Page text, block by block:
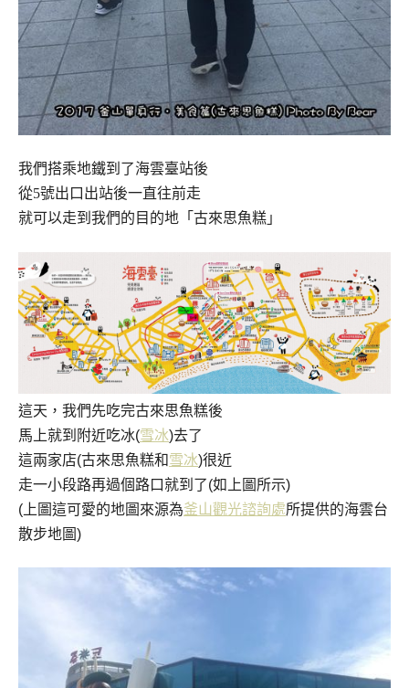
我們搭乘地鐵到了海雲臺站後
從5號出口出站後一直往前走
就可以走到我們的目的地「古來思魚糕」
這天，我們先吃完古來思魚糕後
馬上就到附近吃冰(雪冰)去了
這兩家店(古來思魚糕和雪冰)很近
走一小段路再過個路口就到了(如上圖所示)
(上圖這可愛的地圖來源為釜山觀光諮詢處所提供的海雲台
散步地圖)